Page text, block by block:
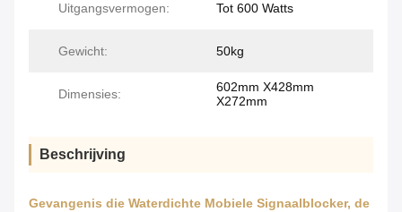
Uitgangsvermogen: Tot 600 Watts
Gewicht: 50kg
Dimensies:
602mm X428mm
X272mm
Beschrijving
Gevangenis die Waterdichte Mobiele Signaalblocker, de